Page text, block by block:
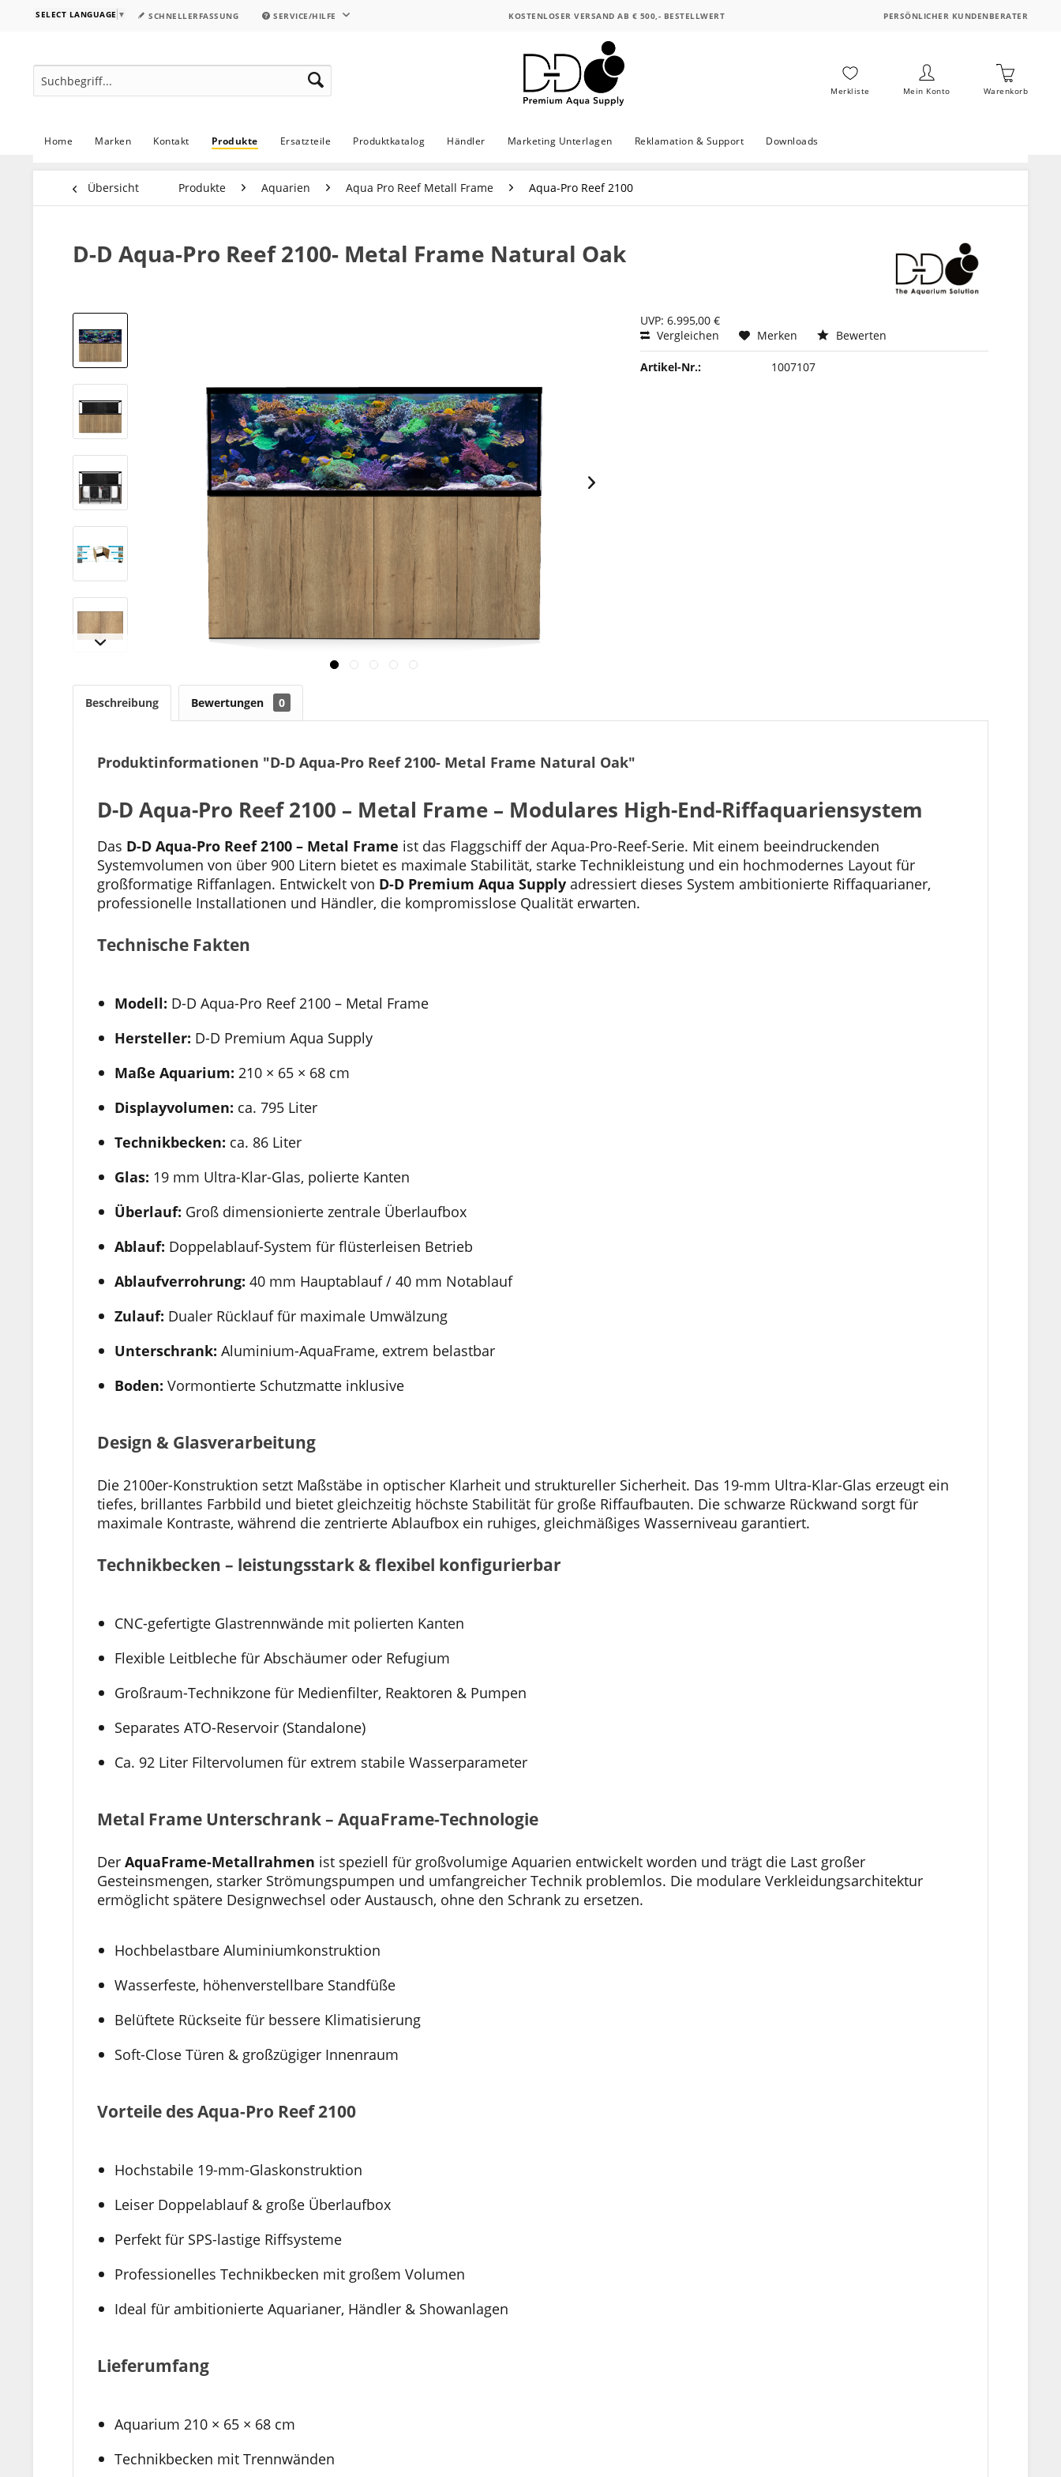
SELECT LANGUAGE ▼ SCHNELLERFASSUNG SERVICE/HILFE KOSTENLOSER VERSAND AB € 500,- BESTELLWERT PERSÖNLICHER KUNDENBERATER
Merkliste Mein Konto Warenkorb
Home Marken Kontakt Produkte Ersatzteile Produktkatalog Händler Marketing Unterlagen Reklamation & Support Downloads
Übersicht Produkte Aquarien Aqua Pro Reef Metall Frame Aqua-Pro Reef 2100
D-D Aqua-Pro Reef 2100- Metal Frame Natural Oak
UVP: 6.995,00 €
Vergleichen
Merken Bewerten
Artikel-Nr.: 1007107
Beschreibung Bewertungen 0
Produktinformationen "D-D Aqua-Pro Reef 2100- Metal Frame Natural Oak"
D-D Aqua-Pro Reef 2100 – Metal Frame – Modulares High-End-Riffaquariensystem
Das D-D Aqua-Pro Reef 2100 – Metal Frame ist das Flaggschiff der Aqua-Pro-Reef-Serie. Mit einem beeindruckenden
Systemvolumen von über 900 Litern bietet es maximale Stabilität, starke Technikleistung und ein hochmodernes Layout für
großformatige Riffanlagen. Entwickelt von D-D Premium Aqua Supply adressiert dieses System ambitionierte Riffaquarianer,
professionelle Installationen und Händler, die kompromisslose Qualität erwarten.
Technische Fakten
Modell: D-D Aqua-Pro Reef 2100 – Metal Frame
Hersteller: D-D Premium Aqua Supply
Maße Aquarium: 210 × 65 × 68 cm
Displayvolumen: ca. 795 Liter
Technikbecken: ca. 86 Liter
Glas: 19 mm Ultra-Klar-Glas, polierte Kanten
Überlauf: Groß dimensionierte zentrale Überlaufbox
Ablauf: Doppelablauf-System für flüsterleisen Betrieb
Ablaufverrohrung: 40 mm Hauptablauf / 40 mm Notablauf
Zulauf: Dualer Rücklauf für maximale Umwälzung
Unterschrank: Aluminium-AquaFrame, extrem belastbar
Boden: Vormontierte Schutzmatte inklusive
Design & Glasverarbeitung
Die 2100er-Konstruktion setzt Maßstäbe in optischer Klarheit und struktureller Sicherheit. Das 19-mm Ultra-Klar-Glas erzeugt ein
tiefes, brillantes Farbbild und bietet gleichzeitig höchste Stabilität für große Riffaufbauten. Die schwarze Rückwand sorgt für
maximale Kontraste, während die zentrierte Ablaufbox ein ruhiges, gleichmäßiges Wasserniveau garantiert.
Technikbecken – leistungsstark & flexibel konfigurierbar
CNC-gefertigte Glastrennwände mit polierten Kanten
Flexible Leitbleche für Abschäumer oder Refugium
Großraum-Technikzone für Medienfilter, Reaktoren & Pumpen
Separates ATO-Reservoir (Standalone)
Ca. 92 Liter Filtervolumen für extrem stabile Wasserparameter
Metal Frame Unterschrank – AquaFrame-Technologie
Der AquaFrame-Metallrahmen ist speziell für großvolumige Aquarien entwickelt worden und trägt die Last großer
Gesteinsmengen, starker Strömungspumpen und umfangreicher Technik problemlos. Die modulare Verkleidungsarchitektur
ermöglicht spätere Designwechsel oder Austausch, ohne den Schrank zu ersetzen.
Hochbelastbare Aluminiumkonstruktion
Wasserfeste, höhenverstellbare Standfüße
Belüftete Rückseite für bessere Klimatisierung
Soft-Close Türen & großzügiger Innenraum
Vorteile des Aqua-Pro Reef 2100
Hochstabile 19-mm-Glaskonstruktion
Leiser Doppelablauf & große Überlaufbox
Perfekt für SPS-lastige Riffsysteme
Professionelles Technikbecken mit großem Volumen
Ideal für ambitionierte Aquarianer, Händler & Showanlagen
Lieferumfang
Aquarium 210 × 65 × 68 cm
Technikbecken mit Trennwänden